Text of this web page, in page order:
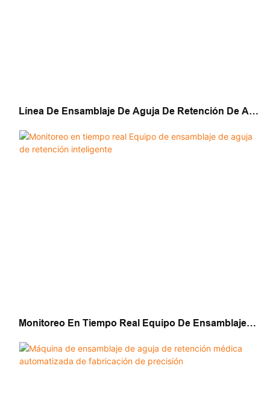
Línea De Ensamblaje De Aguja De Retención De Alta
Monitoreo En Tiempo Real Equipo De Ensamblaje